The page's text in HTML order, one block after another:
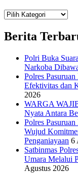
Teknologi
Berita
Polri Buka
Narkoba
Polres
Efektivitas dan
2026
WARGA
Nyata Antara
Polres
Wujud
Penganiayaan 6
Satbinmas
Umara Melalui
Agustus 2026